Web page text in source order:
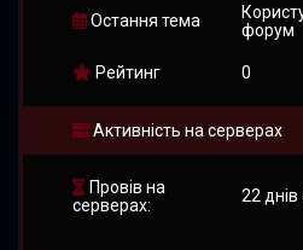
Остання тема
форум
Рейтинг 0
Активність на серверах
Провів на
серверах:
22 днів